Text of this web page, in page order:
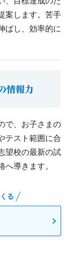
案します。苦手
ばし、効率的に
情報力
で、お子さまの
テスト範囲に合
望校の最新の試
導きます。
る